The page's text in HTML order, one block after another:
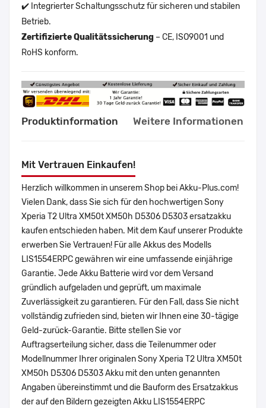
✔️ Integrierter Schaltungsschutz für sicheren und stabilen
Betrieb.
Zertifizierte Qualitätssicherung – CE, ISO9001 und
RoHS konform.
Produktinformation Weitere Informationen
Mit Vertrauen Einkaufen!
Herzlich willkommen in unserem Shop bei Akku-Plus.com!
Vielen Dank, dass Sie sich für den hochwertigen Sony
Xperia T2 Ultra XM50t XM50h D5306 D5303 ersatzakku
kaufen entschieden haben. Mit dem Kauf unserer Produkte
erwerben Sie Vertrauen! Für alle Akkus des Modells
LIS1554ERPC gewähren wir eine umfassende einjährige
Garantie. Jede Akku Batterie wird vor dem Versand
gründlich aufgeladen und geprüft, um maximale
Zuverlässigkeit zu garantieren. Für den Fall, dass Sie nicht
vollständig zufrieden sind, bieten wir Ihnen eine 30-tägige
Geld-zurück-Garantie. Bitte stellen Sie vor
Auftragserteilung sicher, dass die Teilenummer oder
Modellnummer Ihrer originalen Sony Xperia T2 Ultra XM50t
XM50h D5306 D5303 Akku mit den unten genannten
Angaben übereinstimmt und die Bauform des Ersatzakkus
der auf den Bildern gezeigten Akku LIS1554ERPC